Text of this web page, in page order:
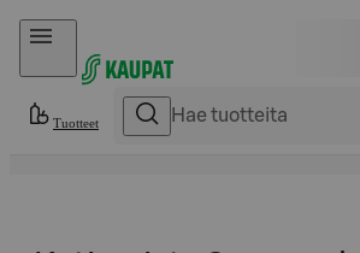
Hyppää sisältöön
Tuotteet